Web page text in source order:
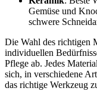
Gemüse und
schwere
Die Wahl des richtigen
individuellen
Pflege ab. Jedes
sich, in verschiedene
das richtige Werkzeug